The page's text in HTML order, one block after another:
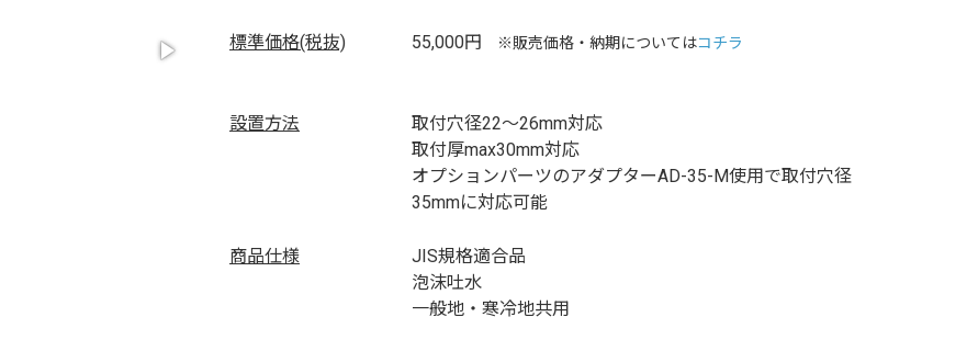
標準価格(税抜) 55,000円 ※販売価格・納期についてはコチラ
設置方法
取付穴径22～26mm対応
取付厚max30mm対応
オプションパーツのアダプターAD-35-M使用で取付穴径
35mmに対応可能
商品仕様
JIS規格適合品
泡沫吐水
一般地・寒冷地共用